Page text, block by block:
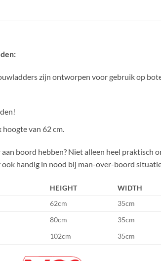
zijn ontworpen voor gebruik op
van 62 cm.
boord hebben? Niet alleen heel praktisch
ook handig in nood bij man-over-boord
HEIGHT WIDTH
62cm 35cm
80cm 35cm
102cm 35cm